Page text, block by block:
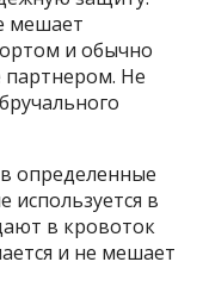
мешает
и обычно
партнером. Не
определенные
используется в
в кровоток
и не мешает